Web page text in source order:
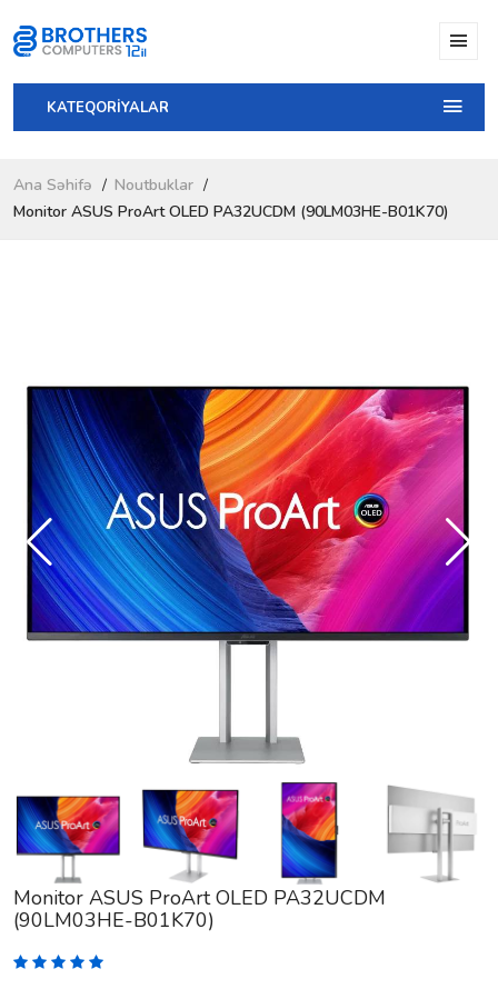
KATEQORİYALAR
Ana Səhifə
Noutbuklar
Monitor ASUS ProArt OLED PA32UCDM (90LM03HE-B01K70)
Monitor ASUS ProArt OLED PA32UCDM
(90LM03HE-B01K70)